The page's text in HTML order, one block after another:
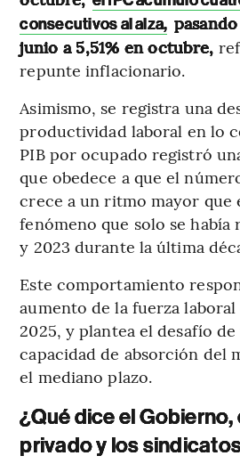
consecutivos al alza,
junio a 5,51% en octubre,
repunte inflacionario.
Asimismo, se registra una
productividad laboral en lo
PIB por ocupado registró
que obedece a que el
crece a un ritmo mayor que
fenómeno que solo se había
y 2023 durante la última
Este comportamiento
aumento de la fuerza
2025, y plantea el desafío
capacidad de absorción del
el mediano plazo.
¿Qué dice el
privado y los